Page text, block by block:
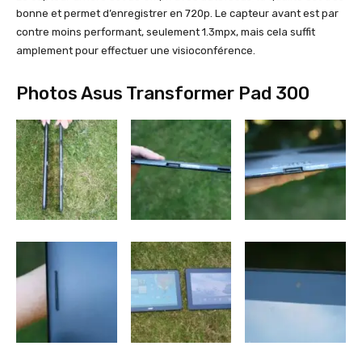
bonne et permet d’enregistrer en 720p. Le capteur avant est par
contre moins performant, seulement 1.3mpx, mais cela suffit
amplement pour effectuer une visioconférence.
Photos Asus Transformer Pad 300